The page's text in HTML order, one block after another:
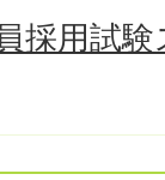
採用試